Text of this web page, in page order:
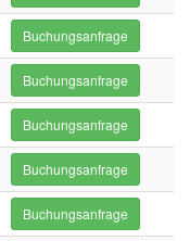
Buchungsanfrage
Buchungsanfrage
Buchungsanfrage
Buchungsanfrage
Buchungsanfrage